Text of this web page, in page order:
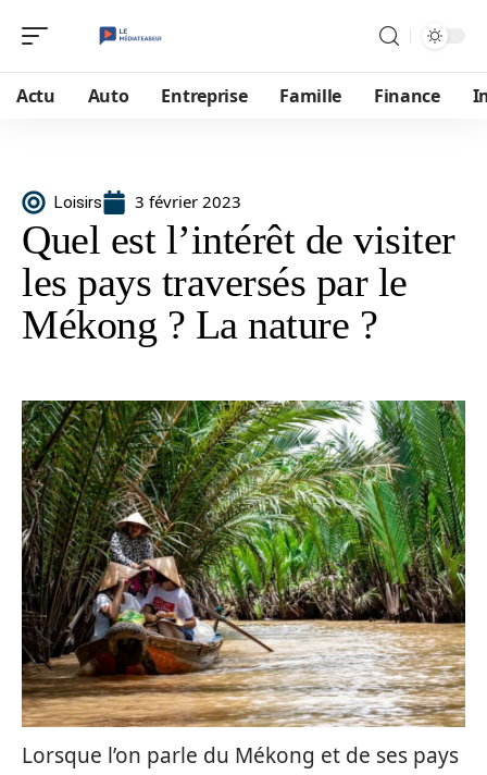
Actu Auto Entreprise Famille Finance
Loisirs 3 février 2023
Quel est l’intérêt de visiter
les pays traversés par le
Mékong ? La nature ?
Lorsque l’on parle du Mékong et de ses pays